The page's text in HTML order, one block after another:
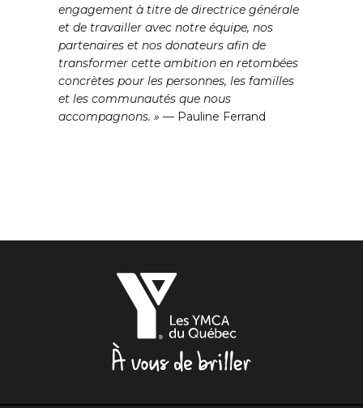
engagement à titre de directrice générale
et de travailler avec notre équipe, nos
partenaires et nos donateurs afin de
transformer cette ambition en retombées
concrètes pour les personnes, les familles
et les communautés que nous
accompagnons. » — Pauline Ferrand